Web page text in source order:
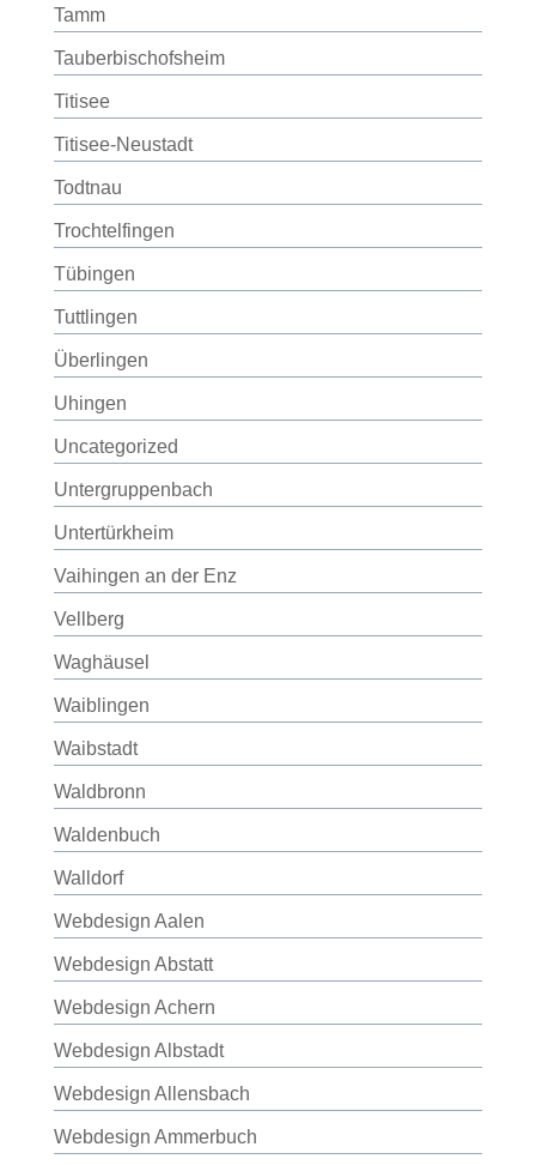
Tamm
Tauberbischofsheim
Titisee
Titisee-Neustadt
Todtnau
Trochtelfingen
Tübingen
Tuttlingen
Überlingen
Uhingen
Uncategorized
Untergruppenbach
Untertürkheim
Vaihingen an der Enz
Vellberg
Waghäusel
Waiblingen
Waibstadt
Waldbronn
Waldenbuch
Walldorf
Webdesign Aalen
Webdesign Abstatt
Webdesign Achern
Webdesign Albstadt
Webdesign Allensbach
Webdesign Ammerbuch